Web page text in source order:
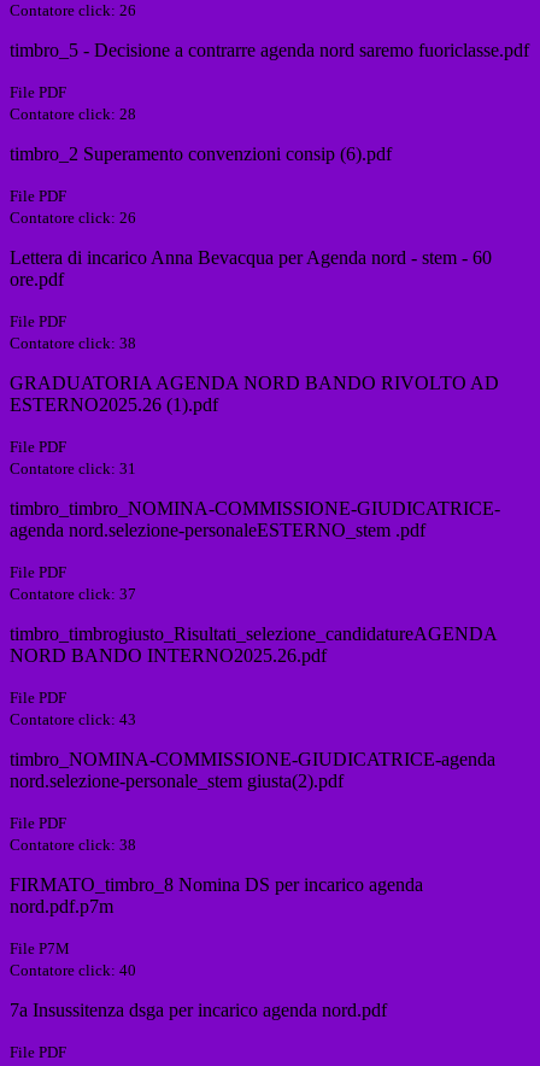
Contatore click: 26
timbro_5 - Decisione a contrarre agenda nord saremo fuoriclasse.pdf
File PDF
Contatore click: 28
timbro_2 Superamento convenzioni consip (6).pdf
File PDF
Contatore click: 26
Lettera di incarico Anna Bevacqua per Agenda nord - stem - 60
ore.pdf
File PDF
Contatore click: 38
GRADUATORIA AGENDA NORD BANDO RIVOLTO AD
ESTERNO2025.26 (1).pdf
File PDF
Contatore click: 31
timbro_timbro_NOMINA-COMMISSIONE-GIUDICATRICE-
agenda nord.selezione-personaleESTERNO_stem .pdf
File PDF
Contatore click: 37
timbro_timbrogiusto_Risultati_selezione_candidatureAGENDA
NORD BANDO INTERNO2025.26.pdf
File PDF
Contatore click: 43
timbro_NOMINA-COMMISSIONE-GIUDICATRICE-agenda
nord.selezione-personale_stem giusta(2).pdf
File PDF
Contatore click: 38
FIRMATO_timbro_8 Nomina DS per incarico agenda
nord.pdf.p7m
File P7M
Contatore click: 40
7a Insussitenza dsga per incarico agenda nord.pdf
File PDF